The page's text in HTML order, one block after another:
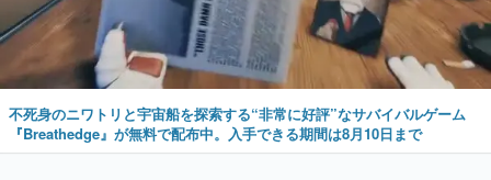
不死身のニワトリと宇宙船を探索する“非常に好評”なサバイバルゲーム
『Breathedge』が無料で配布中。入手できる期間は8月10日まで